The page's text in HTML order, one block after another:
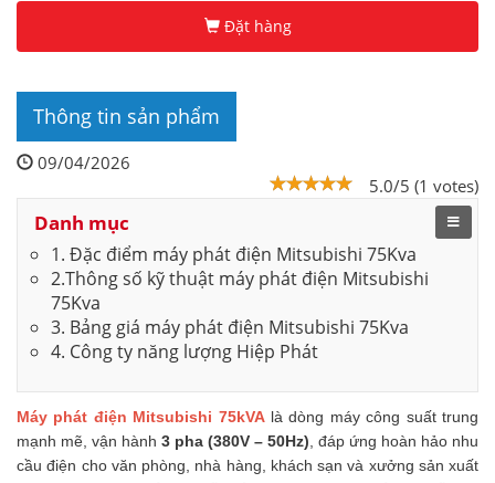
Đặt hàng
Thông tin sản phẩm
09/04/2026
5.0/5 (1 votes)
Danh mục
1. Đặc điểm máy phát điện Mitsubishi 75Kva
2.Thông số kỹ thuật máy phát điện Mitsubishi
75Kva
3. Bảng giá máy phát điện Mitsubishi 75Kva
4. Công ty năng lượng Hiệp Phát
Máy phát điện Mitsubishi 75kVAlà dòng máy công suất trung
mạnh mẽ, vận hành 3 pha (380V – 50Hz), đáp ứng hoàn hảo nhu
cầu điện cho văn phòng, nhà hàng, khách sạn và xưởng sản xuất